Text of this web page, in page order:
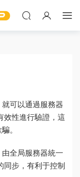
就可以通過服務器
效性進行驗證，這
。
全局服務器統一
同步，有利于控制